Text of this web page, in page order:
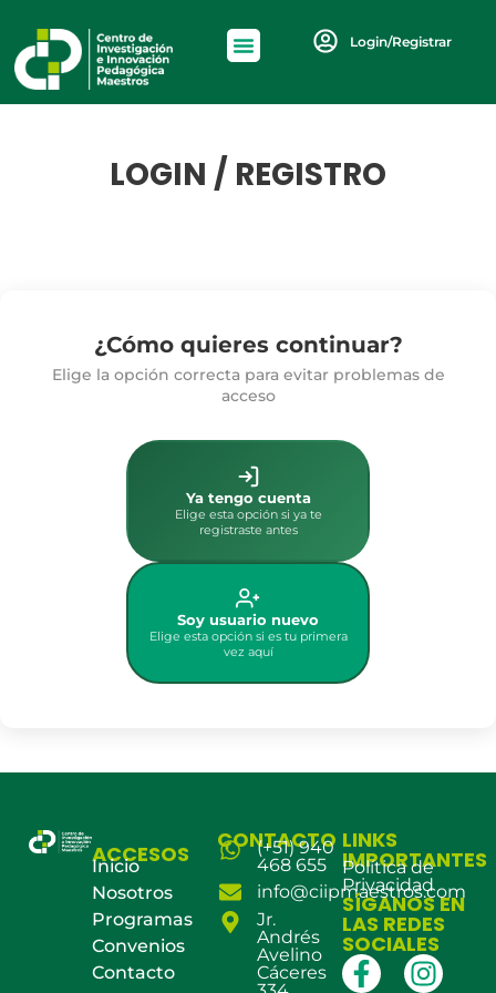
Login/Registrar
LOGIN / REGISTRO
¿Cómo quieres continuar?
Elige la opción correcta para evitar problemas de
acceso
Ya tengo cuenta
Elige esta opción si ya te
registraste antes
Soy usuario nuevo
Elige esta opción si es tu primera
vez aquí
ACCESOS
Inicio
Nosotros
Programas
Convenios
Contacto
CONTACTO
(+51) 940
468 655
info@ciipmaestros.com
Jr.
Andrés
Avelino
Cáceres
LINKS
IMPORTANTES
Política de
Privacidad
SÍGANOS EN
LAS REDES
SOCIALES